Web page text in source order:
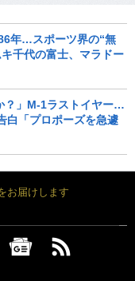
年…スポーツ界の“無
千代の富士、マラドー
？」M-1ラストイヤー…
白「プロポーズを急遽
お届けします